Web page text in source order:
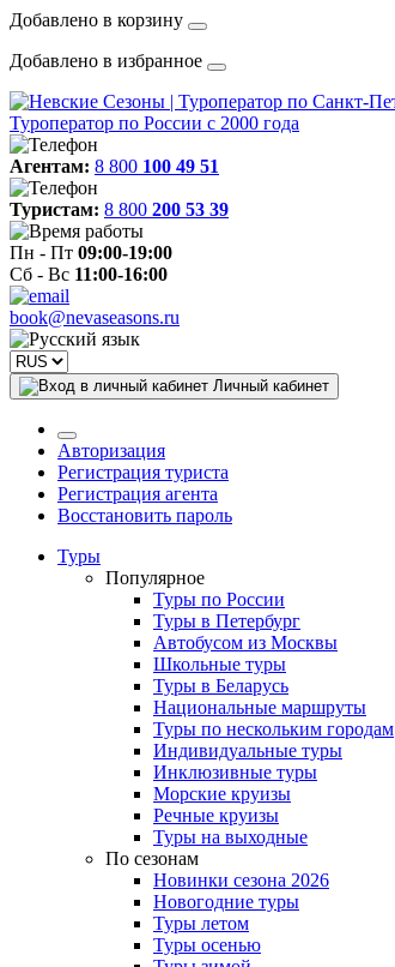
Добавлено в корзину
Добавлено в избранное
Туроператор по России с 2000 года
Агентам: 8 800 100 49 51
Туристам: 8 800 200 53 39
Пн - Пт 09:00-19:00
Сб - Вс 11:00-16:00
book@nevaseasons.ru
Личный кабинет
Авторизация
Регистрация туриста
Регистрация агента
Восстановить пароль
Туры
Популярное
Туры по России
Туры в Петербург
Автобусом из Москвы
Школьные туры
Туры в Беларусь
Национальные маршруты
Туры по нескольким городам
Индивидуальные туры
Инклюзивные туры
Морские круизы
Речные круизы
Туры на выходные
По сезонам
Новинки сезона 2026
Новогодние туры
Туры летом
Туры осенью